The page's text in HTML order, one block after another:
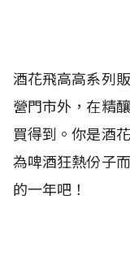
酒花飛高高系列
營門市外，在精
買得到。你是酒
為啤酒狂熱份子
的一年吧！